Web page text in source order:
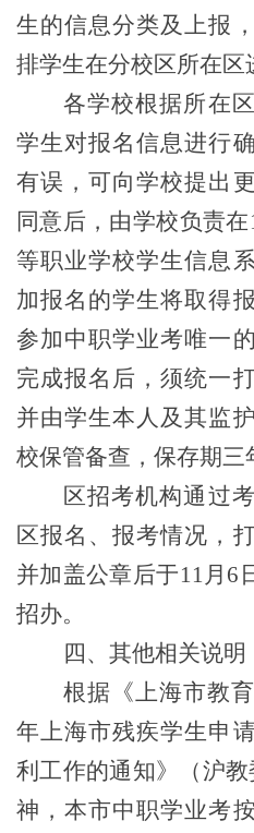
生的信息分类及上报
排学生在分校区所在区
各学校根据所在
学生对报名信息进行
有误，可向学校提出
同意后，由学校负责
等职业学校学生信息
加报名的学生将取得
参加中职学业考唯一
完成报名后，须统一
并由学生本人及其监
校保管备查，保存期三
区招考机构通过
区报名、报考情况，
并加盖公章后于11月6
招办。
四、其他相关说明
根据《上海市教
年上海市残疾学生申
利工作的通知》（沪
神，本市中职学业考